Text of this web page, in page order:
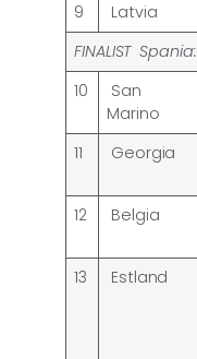
9
Latvia
FINALIST
10
San
Marino
11 Georgia
12 Belgia
13
Estland